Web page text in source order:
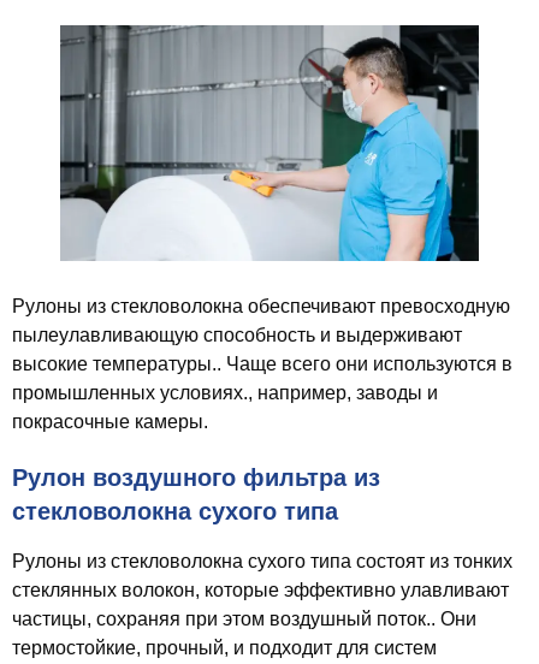
Рулоны из стекловолокна обеспечивают превосходную
пылеулавливающую способность и выдерживают
высокие температуры.. Чаще всего они используются в
промышленных условиях., например, заводы и
покрасочные камеры.
Рулон воздушного фильтра из
стекловолокна сухого типа
Рулоны из стекловолокна сухого типа состоят из тонких
стеклянных волокон, которые эффективно улавливают
частицы, сохраняя при этом воздушный поток.. Они
термостойкие, прочный, и подходит для систем